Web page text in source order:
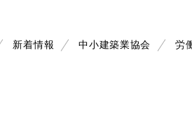
新着情報 中小建築業協会 労